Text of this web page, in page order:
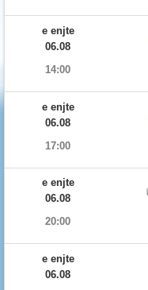
e enjte
06.08
14:00
e enjte
06.08
17:00
e enjte
06.08
20:00
e enjte
06.08